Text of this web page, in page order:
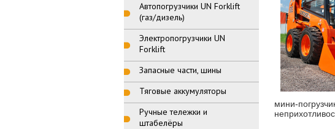
Автопогрузчики UN Forklift
(газ/дизель)
Электропогрузчики UN
Forklift
Запасные части, шины
Тяговые аккумуляторы
Ручные тележки и
штабелёры
мини-